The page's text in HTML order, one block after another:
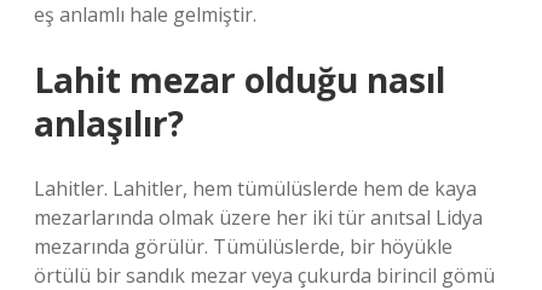
eş anlamlı hale gelmiştir.
Lahit mezar olduğu nasıl
anlaşılır?
Lahitler. Lahitler, hem tümülüslerde hem de kaya
mezarlarında olmak üzere her iki tür anıtsal Lidya
mezarında görülür. Tümülüslerde, bir höyükle
örtülü bir sandık mezar veya çukurda birincil gömü